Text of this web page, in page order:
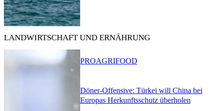
LANDWIRTSCHAFT UND ERNÄHRUNG
Döner-Offensive: Türkei will China bei
Europas Herkunftsschutz überholen
PROAGRIFOOD